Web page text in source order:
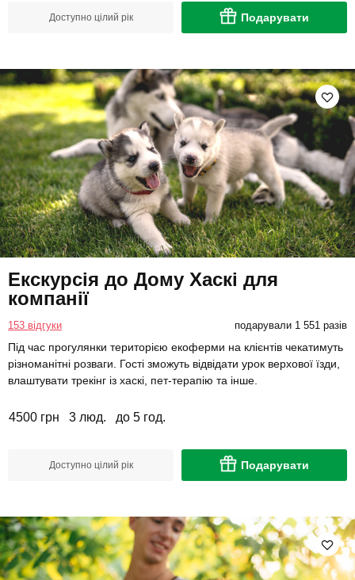
Доступно цілий рік Подарувати
Екскурсія до Дому Хаскі для
компанії
153 відгуки подарували 1 551 разів
Під час прогулянки територією екоферми на клієнтів чекатимуть
різноманітні розваги. Гості зможуть відвідати урок верхової їзди,
влаштувати трекінг із хаскі, пет-терапію та інше.
4500 грн 3 люд. до 5 год.
Доступно цілий рік Подарувати